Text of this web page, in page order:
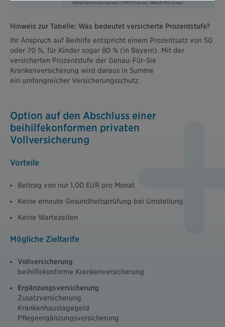
Hinweis zur Tabelle: Was bedeutet versicherte Prozentstufe?
Ihr Anspruch auf Beihilfe entspricht einem Prozentsatz von 50
oder 70 %, für Kinder sogar 80 % (in Bayern). Mit der
versicherten Prozentstufe der Genau-Für-Sie
Krankenversicherung wird daraus in Summe
ein umfangreicher Versicherungsschutz.
Option auf den Abschluss einer
beihilfekonformen privaten
Vollversicherung
Vorteile
Beitrag von nur 1,00 EUR pro Monat
Keine erneute Gesundheitsprüfung bei Umstellung
Keine Wartezeiten
Mögliche Zieltarife
Vollversicherung
beihilfekonforme Krankenversicherung
Ergänzungsversicherung
Zusatzversicherung
Krankenhaustagegeld
Pflegeergänzungsversicherung